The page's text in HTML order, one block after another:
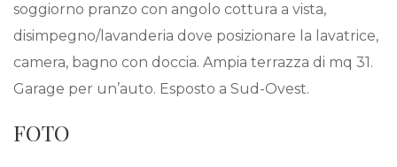
soggiorno pranzo con angolo cottura a vista,
disimpegno/lavanderia dove posizionare la lavatrice,
camera, bagno con doccia. Ampia terrazza di mq 31.
Garage per un’auto. Esposto a Sud-Ovest.
FOTO